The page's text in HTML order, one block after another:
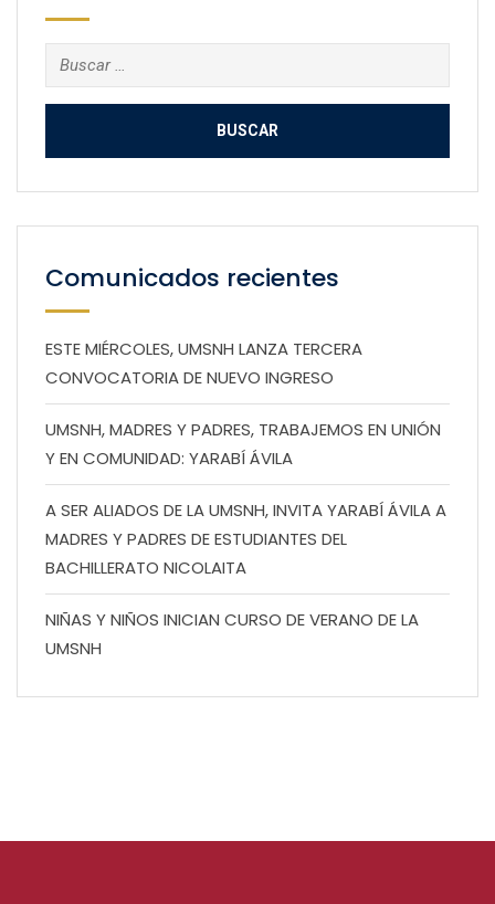
Buscar:
Comunicados recientes
ESTE MIÉRCOLES, UMSNH LANZA TERCERA
CONVOCATORIA DE NUEVO INGRESO
UMSNH, MADRES Y PADRES, TRABAJEMOS EN UNIÓN
Y EN COMUNIDAD: YARABÍ ÁVILA
A SER ALIADOS DE LA UMSNH, INVITA YARABÍ ÁVILA A
MADRES Y PADRES DE ESTUDIANTES DEL
BACHILLERATO NICOLAITA
NIÑAS Y NIÑOS INICIAN CURSO DE VERANO DE LA
UMSNH